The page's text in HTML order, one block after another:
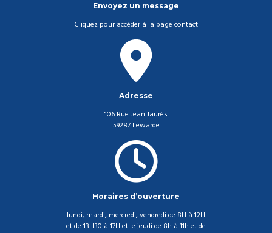
Envoyez un message
Cliquez pour accéder à la page contact
Adresse
106 Rue Jean Jaurès
59287 Lewarde
Horaires d’ouverture
lundi, mardi, mercredi, vendredi de 8H à 12H
et de 13H30 à 17H et le jeudi de 8h à 11h et de